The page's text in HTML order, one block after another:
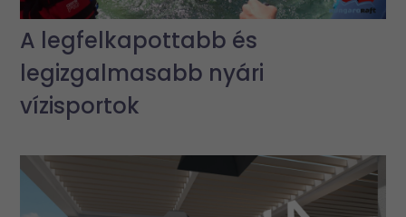
A legfelkapottabb és
legizgalmasabb nyári
vízisportok